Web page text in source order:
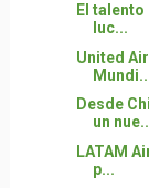
El
luc...
United
Desde
un
LATAM
p...